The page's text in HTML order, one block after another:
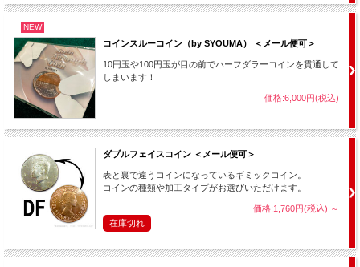
「今、手の中のコインを日本円にすると、
このくらいでしょうか？」
と言い、
100円玉に変化させることもできます！
芸術的な精密加工が施されたトリックコイン。テクニック不要で誰でも簡単
（演技後、コインは相手に手渡して調べさせる事もできます。）
NEW
コインスルーコイン（by SYOUMA） ＜メール便可＞
10円玉や100円玉が目の前でハーフダラーコインを貫通して
しまいます！
価格:6,000円(税込)
ダブルフェイスコイン ＜メール便可＞
表と裏で違うコインになっているギミックコイン。
コインの種類や加工タイプがお選びいただけます。
価格:1,760円(税込) ～
在庫切れ